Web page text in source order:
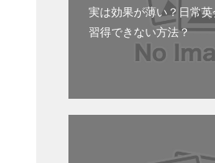
実は効果が薄い？日常
習得できない方法？